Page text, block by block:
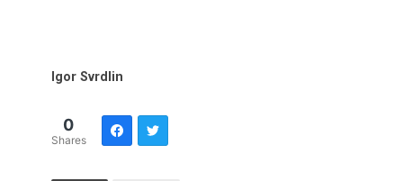
Igor Svrdlin
0
Shares